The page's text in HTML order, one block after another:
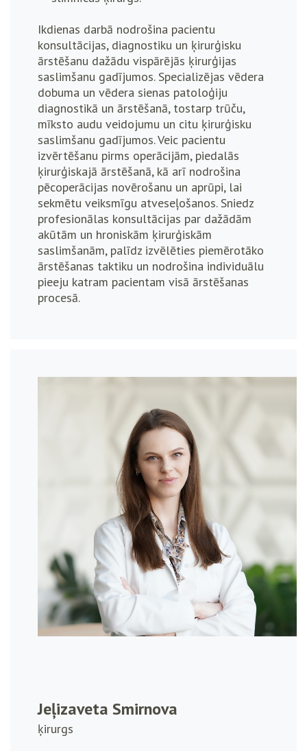
Ikdienas darbā nodrošina pacientu
konsultācijas, diagnostiku un ķirurģisku
ārstēšanu dažādu vispārējās ķirurģijas
saslimšanu gadījumos. Specializējas vēdera
dobuma un vēdera sienas patoloģiju
diagnostikā un ārstēšanā, tostarp trūču,
mīksto audu veidojumu un citu ķirurģisku
saslimšanu gadījumos. Veic pacientu
izvērtēšanu pirms operācijām, piedalās
ķirurģiskajā ārstēšanā, kā arī nodrošina
pēcoperācijas novērošanu un aprūpi, lai
sekmētu veiksmīgu atveseļošanos. Sniedz
profesionālas konsultācijas par dažādām
akūtām un hroniskām ķirurģiskām
saslimšanām, palīdz izvēlēties piemērotāko
ārstēšanas taktiku un nodrošina individuālu
pieeju katram pacientam visā ārstēšanas
procesā.
Jeļizaveta Smirnova
ķirurgs